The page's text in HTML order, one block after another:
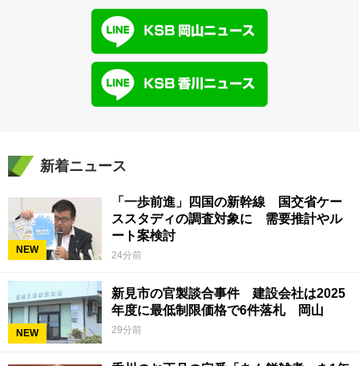
新着ニュース
NEW
「一歩前進」四国の新幹線 国交省ケー
ススタディの調査対象に 需要推計やル
ート案検討
24分前
NEW
新見市の官製談合事件 建設会社は2025
年度に最低制限価格で6件落札 岡山
29分前